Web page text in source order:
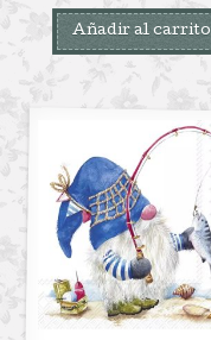
Añadir al carrito